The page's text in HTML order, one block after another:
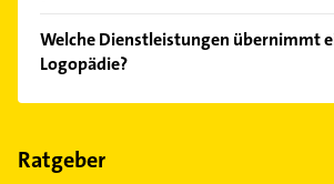
Bitte beachten Sie, dass diese an Sonn-
Feiertagen abweichen können.
Welche Dienstleistungen übernimmt
Logopädie?
Folgende Leistungen werden
Ratgeber